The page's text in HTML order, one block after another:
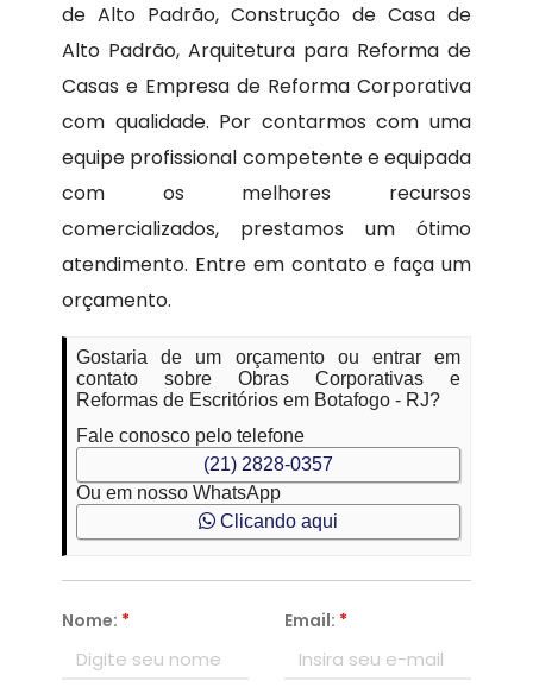
de Alto Padrão, Construção de Casa de
Alto Padrão, Arquitetura para Reforma de
Casas e Empresa de Reforma Corporativa
com qualidade. Por contarmos com uma
equipe profissional competente e equipada
com os melhores recursos
comercializados, prestamos um ótimo
atendimento. Entre em contato e faça um
orçamento.
Gostaria de um orçamento ou entrar em
contato sobre Obras Corporativas e
Reformas de Escritórios em Botafogo - RJ?
Fale conosco pelo telefone
(21) 2828-0357
Ou em nosso WhatsApp
Clicando aqui
Nome: * Email: *